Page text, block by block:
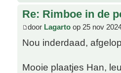
Re: Rimboe in de
door Lagarto op 25 nov
Nou inderdaad,
Mooie plaatjes Han,